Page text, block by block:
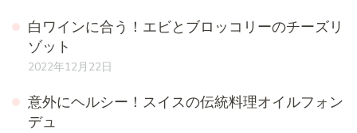
白ワインに合う！エビとブロッコリーのチーズリ
ゾット
2022年12月22日
意外にヘルシー！スイスの伝統料理オイルフォン
デュ